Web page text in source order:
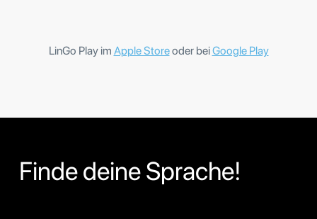
LinGo Play im Apple Storeoder beiGoogle Play
Finde deine Sprache!